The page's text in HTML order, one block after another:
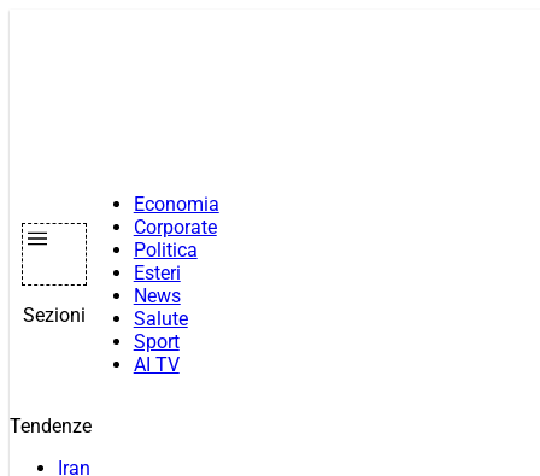
Sezioni
Economia
Corporate
Politica
Esteri
News
Salute
Sport
AI TV
Tendenze
Iran